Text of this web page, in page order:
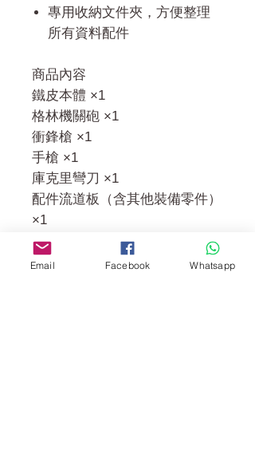
專用收納文件夾，方便整理
所有資料配件
商品內容
鐵皮本體 ×1
格林機關砲 ×1
衝鋒槍 ×1
手槍 ×1
庫克里彎刀 ×1
配件流道板（含其他裝備零件）
×1
收納文件夾 ×1
劇情資料卡（Story Sheet） ×1
Email Facebook Whatsapp